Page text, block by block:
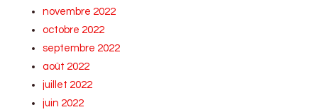
novembre 2022
octobre 2022
septembre 2022
août 2022
juillet 2022
juin 2022